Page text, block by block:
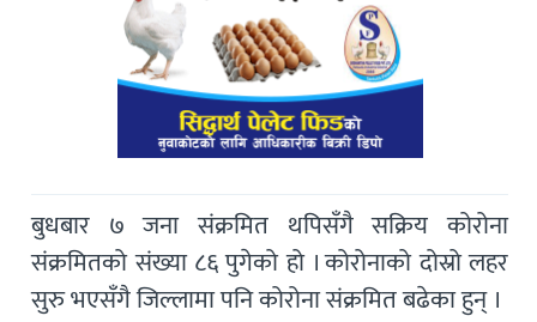
बुधबार ७ जना संक्रमित थपिसँगै सक्रिय कोरोना
संक्रमितको संख्या ८६ पुगेको हो । कोरोनाको दोस्रो लहर
सुरु भएसँगै जिल्लामा पनि कोरोना संक्रमित बढेका हुन् ।